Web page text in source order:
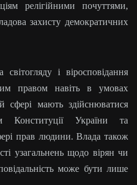
релігійними почуттями,
захисту демократичних
і віросповідання
правом навіть в умовах
сфері мають здійснюватися
Конституції України та
прав людини. Влада також
узагальнень щодо вірян чи
може бути лише